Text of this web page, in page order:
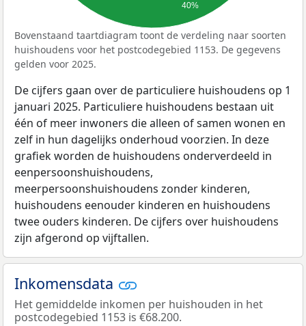
40%
Bovenstaand taartdiagram toont de verdeling naar soorten
huishoudens voor het postcodegebied 1153. De gegevens
gelden voor 2025.
De cijfers gaan over de particuliere huishoudens op 1
januari 2025. Particuliere huishoudens bestaan uit
één of meer inwoners die alleen of samen wonen en
zelf in hun dagelijks onderhoud voorzien. In deze
grafiek worden de huishoudens onderverdeeld in
eenpersoonshuishoudens,
meerpersoonshuishoudens zonder kinderen,
huishoudens eenouder kinderen en huishoudens
twee ouders kinderen. De cijfers over huishoudens
zijn afgerond op vijftallen.
Inkomensdata
Het gemiddelde inkomen per huishouden in het
postcodegebied 1153 is €68.200.